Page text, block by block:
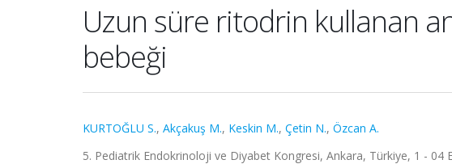
Uzun süre ritodrin kullanan
bebeği
KURTOĞLU S., Akçakuş M., Keskin M., Çetin N., Özcan A.
5. Pediatrik Endokrinoloji ve Diyabet Kongresi, Ankara, Türkiye, 1 - 04